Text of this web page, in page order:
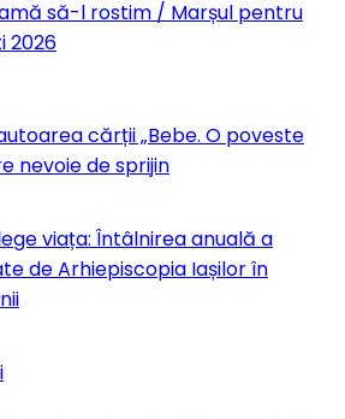
să-l rostim / Marșul pentru
2026
cărții „Bebe. O poveste
nevoie de sprijin
viața: Întâlnirea anuală a
de Arhiepiscopia Iașilor în